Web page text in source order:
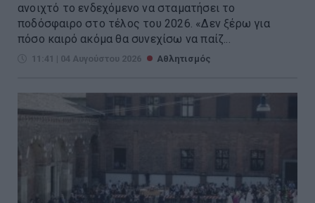
ανοιχτό το ενδεχόμενο να σταματήσει το
ποδόσφαιρο στο τέλος του 2026. «Δεν ξέρω για
πόσο καιρό ακόμα θα συνεχίσω να παίζ...
11:41 | 04 Αυγούστου 2026 Αθλητισμός